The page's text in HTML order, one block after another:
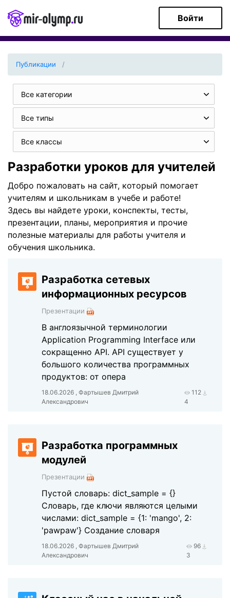
Войти
Публикации
Все категории
Все типы
Все классы
Разработки уроков для учителей
Добро пожаловать на сайт, который помогает
учителям и школьникам в учебе и работе!
Здесь вы найдете уроки, конспекты, тесты,
презентации, планы, мероприятия и прочие
полезные материалы для работы учителя и
обучения школьника.
Разработка сетевых
информационных ресурсов
Презентации
В англоязычной терминологии
Application Programming Interface или
сокращенно API. API существует у
большого количества программных
продуктов: от опера
18.06.2026 , Фартышев Дмитрий
Александрович
112
4
Разработка программных
модулей
Презентации
Пустой словарь: dict_sample = {}
Cловарь, где ключи являются целыми
числами: dict_sample = {1: 'mango', 2:
'pawpaw'} Создание словаря
18.06.2026 , Фартышев Дмитрий
Александрович
96
3